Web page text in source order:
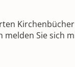
Kirchenbücher
melden Sie sich